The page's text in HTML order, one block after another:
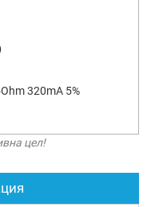
320mA 5%
цел!